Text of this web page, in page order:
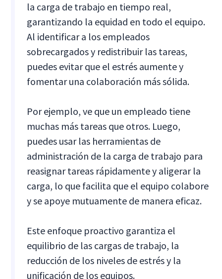
la carga de trabajo en tiempo real,
garantizando la equidad en todo el equipo.
Al identificar a los empleados
sobrecargados y redistribuir las tareas,
puedes evitar que el estrés aumente y
fomentar una colaboración más sólida.
Por ejemplo, ve que un empleado tiene
muchas más tareas que otros. Luego,
puedes usar las herramientas de
administración de la carga de trabajo para
reasignar tareas rápidamente y aligerar la
carga, lo que facilita que el equipo colabore
y se apoye mutuamente de manera eficaz.
Este enfoque proactivo garantiza el
equilibrio de las cargas de trabajo, la
reducción de los niveles de estrés y la
unificación de los equipos.